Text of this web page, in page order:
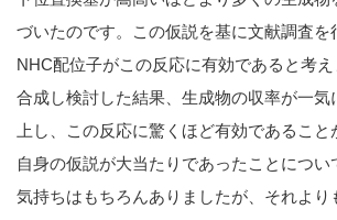
づいたのです。この仮説を基に文献調査を
NHC配位子がこの反応に有効であると考え
合成し検討した結果、生成物の収率が一気
上し、この反応に驚くほど有効であること
自身の仮説が大当たりであったことについ
気持ちはもちろんありましたが、それより